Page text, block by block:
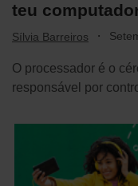
teu
Sílvia Barreiros ·
O processador é o
responsável por